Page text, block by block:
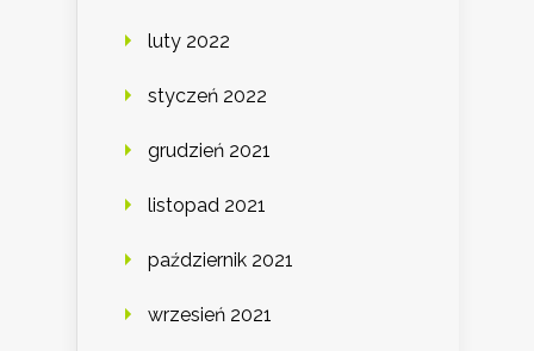
luty 2022
styczeń 2022
grudzień 2021
listopad 2021
październik 2021
wrzesień 2021